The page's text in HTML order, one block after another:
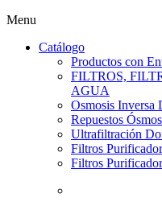
Menu
Catálogo
Productos con
FILTROS,
AGUA
Osmosis Inversa
Repuestos
Ultrafiltración
Filtros
Filtros